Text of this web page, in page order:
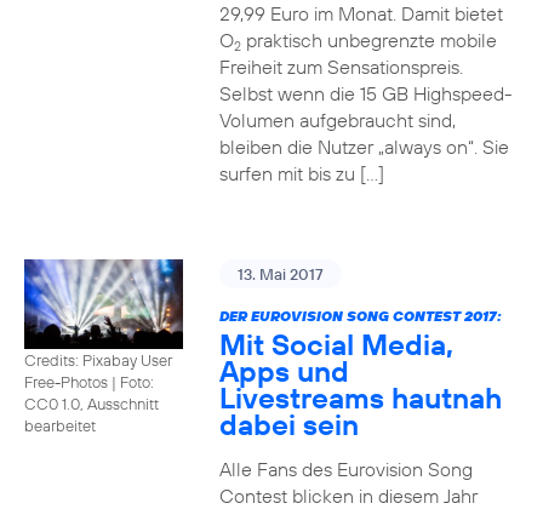
29,99 Euro im Monat. Damit bietet
O2praktisch unbegrenzte mobile
Freiheit zum Sensationspreis.
Selbst wenn die 15 GB Highspeed-
Volumen aufgebraucht sind,
bleiben die Nutzer „always on“. Sie
surfen mit bis zu […]
Credits: Pixabay User
Free-Photos | Foto:
CC0 1.0, Ausschnitt
bearbeitet
13. Mai 2017
DER EUROVISION SONG CONTEST 2017:
Mit Social Media,
Apps und
Livestreams hautnah
dabei sein
Alle Fans des Eurovision Song
Contest blicken in diesem Jahr